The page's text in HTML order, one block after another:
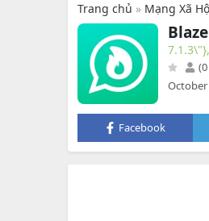
Trang chủ » Mạng Xã
October
Facebook